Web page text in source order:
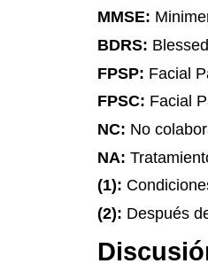
MMSE:
BDRS:
FPSP: Facial
FPSC: Facial
NC: No
NA:
(1):
(2): Después